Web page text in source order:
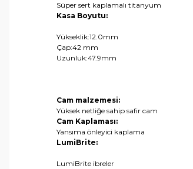
Süper sert kaplamalı titanyum
Kasa Boyutu:
Yükseklik:12.0mm
Çap:42 mm
Uzunluk:47.9mm
Cam malzemesi:
Yüksek netliğe sahip safir cam
Cam Kaplaması:
Yansıma önleyici kaplama
LumiBrite:
LumiBrite ibreler